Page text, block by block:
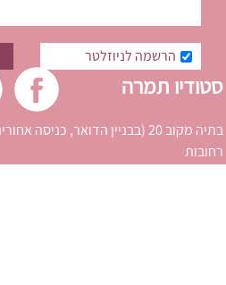
הרשמה לניוזלטר
סטודיו תמרה
בתיה מקוב 20 (בבניין הדואר, כניסה אחורית, קומה 2)
רחובות